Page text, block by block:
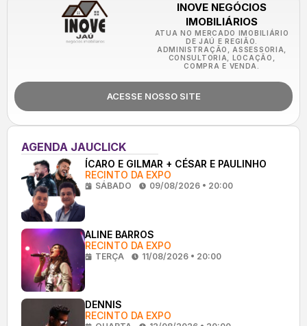
INOVE NEGÓCIOS
IMOBILIÁRIOS
ATUA NO MERCADO IMOBILIÁRIO
DE JAÚ E REGIÃO.
ADMINISTRAÇÃO, ASSESSORIA,
CONSULTORIA, LOCAÇÃO,
COMPRA E VENDA.
ACESSE NOSSO SITE
AGENDA JAUCLICK
ÍCARO E GILMAR + CÉSAR E PAULINHO
RECINTO DA EXPO
SÁBADO 09/08/2026 • 20:00
ALINE BARROS
RECINTO DA EXPO
TERÇA 11/08/2026 • 20:00
DENNIS
RECINTO DA EXPO